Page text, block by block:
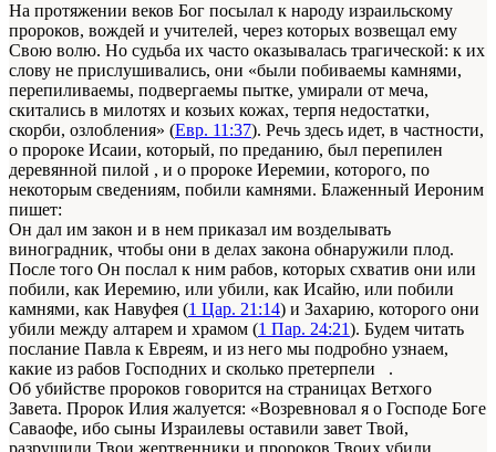
На протяжении веков Бог посылал к народу израильскому
пророков, вождей и учителей, через которых возвещал ему
Свою волю. Но судьба их часто оказывалась трагической: к их
слову не прислушивались, они «были побиваемы камнями,
перепиливаемы, подвергаемы пытке, умирали от меча,
скитались в милотях и козьих кожах, терпя недостатки,
скорби, озлобления» (Евр. 11:37). Речь здесь идет, в частности,
о пророке Исаии, который, по преданию, был перепилен
деревянной пилой , и о пророке Иеремии, которого, по
некоторым сведениям, побили камнями. Блаженный Иероним
пишет:
Он дал им закон и в нем приказал им возделывать
виноградник, чтобы они в делах закона обнаружили плод.
После того Он послал к ним рабов, которых схватив они или
побили, как Иеремию, или убили, как Исайю, или побили
камнями, как Навуфея (1 Цар. 21:14) и Захарию, которого они
убили между алтарем и храмом (1 Пар. 24:21). Будем читать
послание Павла к Евреям, и из него мы подробно узнаем,
какие из рабов Господних и сколько претерпели .
Об убийстве пророков говорится на страницах Ветхого
Завета. Пророк Илия жалуется: «Возревновал я о Господе Боге
Саваофе, ибо сыны Израилевы оставили завет Твой,